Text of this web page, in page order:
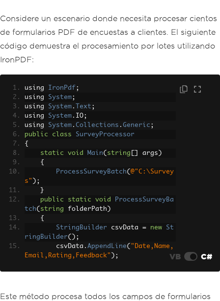
Considere un escenario donde necesita procesar cientos
de formularios PDF de encuestas a clientes. El siguiente
código demuestra el procesamiento por lotes utilizando
IronPDF:
using IronPdf ;
using System;
using System . Text ;
using System . IO;
using System . Collections . Generic ;
public
class
SurveyProcessor
{
static
void Main( string args )
{
ProcessSurveyBatch( @"C:\Survey
s" );
}
public
static void
ProcessSurveyBa
tch( string folderPath )
{
StringBuilder csvData = new
St
ringBuilder();
        csvData
. AppendLine( "Date,Name,
Email,Rating,Feedback" );
VB C#
Este método procesa todos los campos de formularios